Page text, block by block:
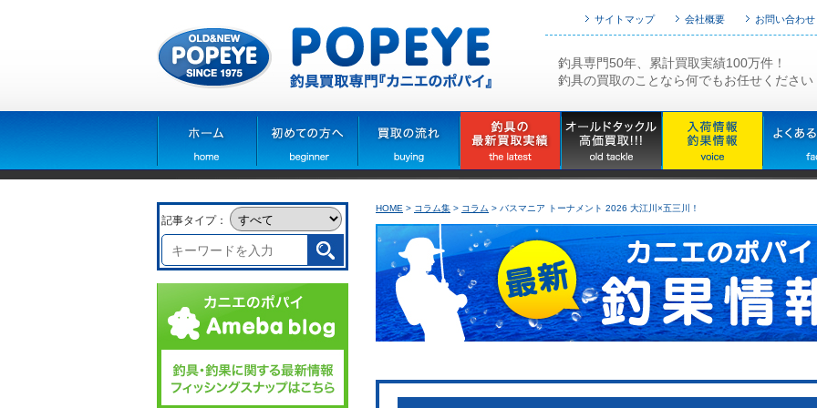
サイトマップ 会社概要 お問い合わせ
釣具専門50年、累計買取実績100万件！
釣具の買取のことなら何でもお任せください
HOME > コラム集 > コラム > バスマニア トーナメント 2026 大江川×五三川！
記事タイプ：